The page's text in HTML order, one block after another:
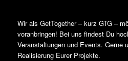
Wir als GetTogether – kurz GTG –
voranbringen! Bei uns findest Du
Veranstaltungen und Events. Gerne
Realisierung Eurer Projekte.